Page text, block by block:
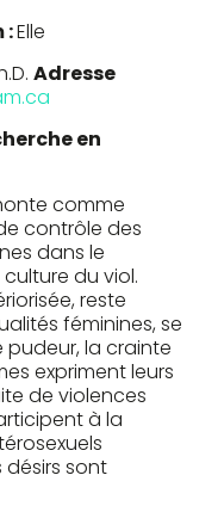
:Elle
Adresse
en
comme
contrôle des
dans le
du viol.
reste
féminines, se
la crainte
expriment leurs
de violences
à la
désirs sont